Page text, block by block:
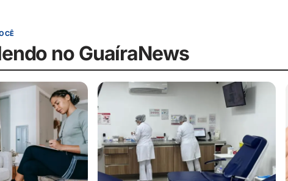
no GuaíraNews